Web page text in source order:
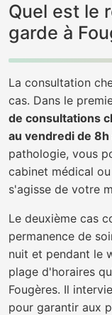
Quel est le
garde à
La consultation
cas. Dans le
de consultations
au vendredi de 8h
pathologie, vous
cabinet médical
s'agisse de votre
Le deuxième cas
permanence de
nuit et pendant le
plage d'horaires
Fougères. Il
pour garantir aux